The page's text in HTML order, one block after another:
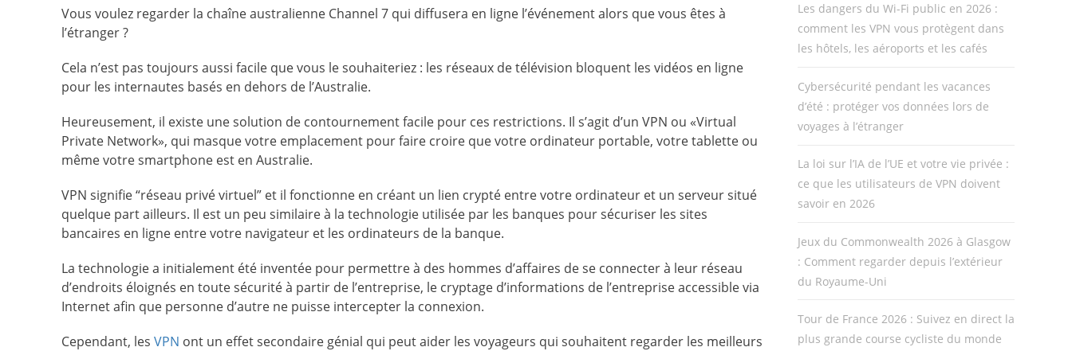
Vous voulez regarder la chaîne australienne Channel 7 qui diffusera en ligne l’événement alors que vous êtes à
l’étranger ?
Cela n’est pas toujours aussi facile que vous le souhaiteriez : les réseaux de télévision bloquent les vidéos en ligne
pour les internautes basés en dehors de l’Australie.
Heureusement, il existe une solution de contournement facile pour ces restrictions. Il s’agit d’un VPN ou «Virtual
Private Network», qui masque votre emplacement pour faire croire que votre ordinateur portable, votre tablette ou
même votre smartphone est en Australie.
VPN signifie “réseau privé virtuel” et il fonctionne en créant un lien crypté entre votre ordinateur et un serveur situé
quelque part ailleurs. Il est un peu similaire à la technologie utilisée par les banques pour sécuriser les sites
bancaires en ligne entre votre navigateur et les ordinateurs de la banque.
La technologie a initialement été inventée pour permettre à des hommes d’affaires de se connecter à leur réseau
d’endroits éloignés en toute sécurité à partir de l’entreprise, le cryptage d’informations de l’entreprise accessible via
Internet afin que personne d’autre ne puisse intercepter la connexion.
Cependant, les VPN ont un effet secondaire génial qui peut aider les voyageurs qui souhaitent regarder les meilleurs
Les dangers du Wi-Fi public en 2026 :
comment les VPN vous protègent dans
les hôtels, les aéroports et les cafés
Cybersécurité pendant les vacances
d’été : protéger vos données lors de
voyages à l’étranger
La loi sur l’IA de l’UE et votre vie privée :
ce que les utilisateurs de VPN doivent
savoir en 2026
Jeux du Commonwealth 2026 à Glasgow
: Comment regarder depuis l’extérieur
du Royaume-Uni
Tour de France 2026 : Suivez en direct la
plus grande course cycliste du monde